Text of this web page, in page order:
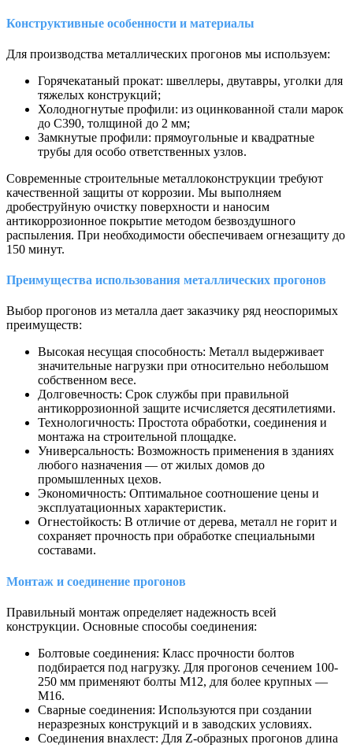
Конструктивные особенности и материалы
Для производства металлических прогонов мы используем:
Горячекатаный прокат: швеллеры, двутавры, уголки для
тяжелых конструкций;
Холодногнутые профили: из оцинкованной стали марок
до С390, толщиной до 2 мм;
Замкнутые профили: прямоугольные и квадратные
трубы для особо ответственных узлов.
Современные строительные металлоконструкции требуют
качественной защиты от коррозии. Мы выполняем
дробеструйную очистку поверхности и наносим
антикоррозионное покрытие методом безвоздушного
распыления. При необходимости обеспечиваем огнезащиту до
150 минут.
Преимущества использования металлических прогонов
Выбор прогонов из металла дает заказчику ряд неоспоримых
преимуществ:
Высокая несущая способность: Металл выдерживает
значительные нагрузки при относительно небольшом
собственном весе.
Долговечность: Срок службы при правильной
антикоррозионной защите исчисляется десятилетиями.
Технологичность: Простота обработки, соединения и
монтажа на строительной площадке.
Универсальность: Возможность применения в зданиях
любого назначения — от жилых домов до
промышленных цехов.
Экономичность: Оптимальное соотношение цены и
эксплуатационных характеристик.
Огнестойкость: В отличие от дерева, металл не горит и
сохраняет прочность при обработке специальными
составами.
Монтаж и соединение прогонов
Правильный монтаж определяет надежность всей
конструкции. Основные способы соединения:
Болтовые соединения: Класс прочности болтов
подбирается под нагрузку. Для прогонов сечением 100-
250 мм применяют болты М12, для более крупных —
М16.
Сварные соединения: Используются при создании
неразрезных конструкций и в заводских условиях.
Соединения внахлест: Для Z-образных прогонов длина